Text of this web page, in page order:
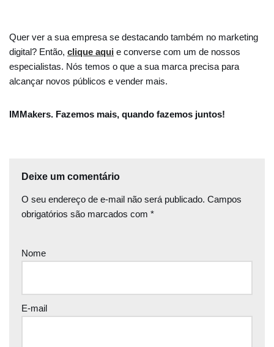
Quer ver a sua empresa se destacando também no marketing
digital? Então, clique aqui e converse com um de nossos
especialistas. Nós temos o que a sua marca precisa para
alcançar novos públicos e vender mais.
IMMakers. Fazemos mais, quando fazemos juntos!
Deixe um comentário
O seu endereço de e-mail não será publicado. Campos
obrigatórios são marcados com *
Nome
E-mail